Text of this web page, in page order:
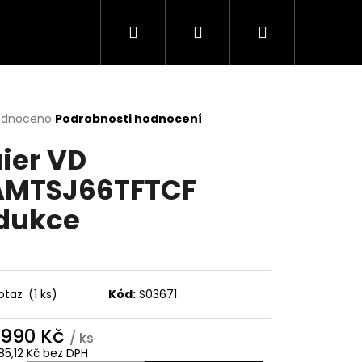
Mikrovlnné trouby
Hledat PřihlášeníNákupní
Podrobnosti hodnocení
VD
(1 ks) Kód: S03671
Kč / ks
Kč bez DPH